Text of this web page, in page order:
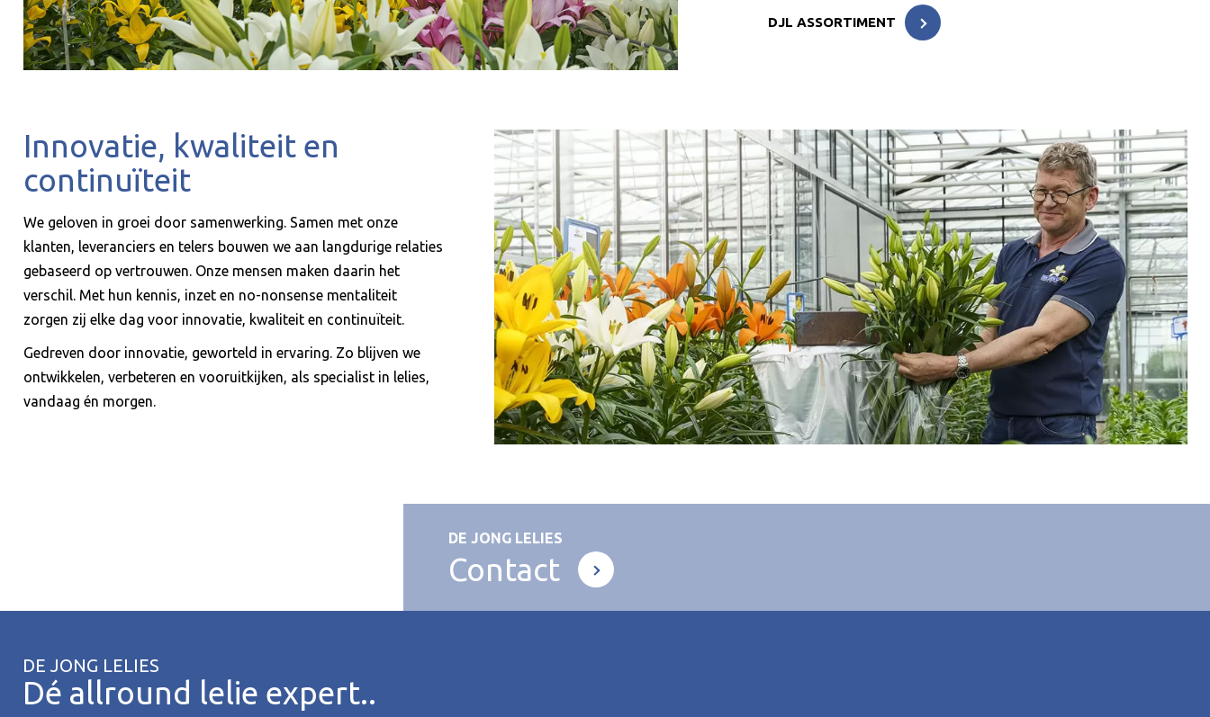
DJL ASSORTIMENT
Innovatie, kwaliteit en
continuïteit
We geloven in groei door samenwerking. Samen met onze
klanten, leveranciers en telers bouwen we aan langdurige relaties
gebaseerd op vertrouwen. Onze mensen maken daarin het
verschil. Met hun kennis, inzet en no-nonsense mentaliteit
zorgen zij elke dag voor innovatie, kwaliteit en continuïteit.
Gedreven door innovatie, geworteld in ervaring. Zo blijven we
ontwikkelen, verbeteren en vooruitkijken, als specialist in lelies,
vandaag én morgen.
DE JONG LELIES
Contact
DE JONG LELIES
Dé allround lelie expert..